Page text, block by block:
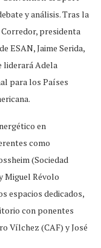
y análisis. Tras la
presidenta
ESAN, Jaime Serida,
liderará Adela
para los Países
en
como
(Sociedad
Miguel Révolo
espacios dedicados,
con ponentes
Vílchez (CAF) y José